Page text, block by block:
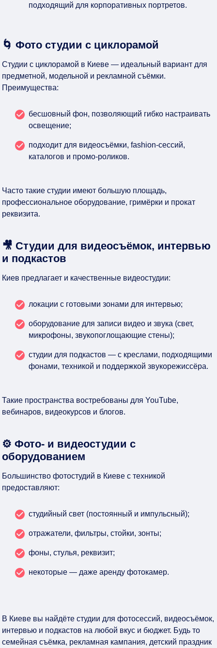
подходящий для корпоративных портретов.
🌀 Фото студии с циклорамой
Студии с циклорамой в Киеве — идеальный вариант для
предметной, модельной и рекламной съёмки.
Преимущества:
бесшовный фон, позволяющий гибко настраивать
освещение;
подходит для видеосъёмки, fashion-сессий,
каталогов и промо-роликов.
Часто такие студии имеют большую площадь,
профессиональное оборудование, гримёрки и прокат
реквизита.
🎥 Студии для видеосъёмок, интервью
и подкастов
Киев предлагает и качественные видеостудии:
локации с готовыми зонами для интервью;
оборудование для записи видео и звука (свет,
микрофоны, звукопоглощающие стены);
студии для подкастов — с креслами, подходящими
фонами, техникой и поддержкой звукорежиссёра.
Такие пространства востребованы для YouTube,
вебинаров, видеокурсов и блогов.
⚙️ Фото- и видеостудии с
оборудованием
Большинство фотостудий в Киеве с техникой
предоставляют:
студийный свет (постоянный и импульсный);
отражатели, фильтры, стойки, зонты;
фоны, стулья, реквизит;
некоторые — даже аренду фотокамер.
В Киеве вы найдёте студии для фотосессий, видеосъёмок,
интервью и подкастов на любой вкус и бюджет. Будь то
семейная съёмка, рекламная кампания, детский праздник